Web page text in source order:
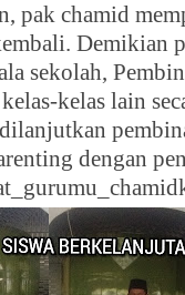
pak chamid
Demikian
sekolah,
kelas lain
dengan